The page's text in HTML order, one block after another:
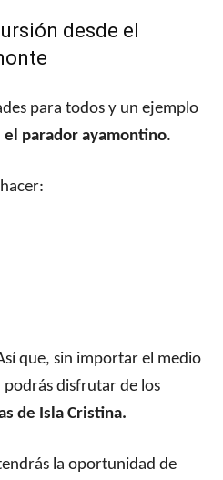
desde el
para todos y un ejemplo
el parador ayamontino.
que, sin importar el medio
disfrutar de los
de Isla Cristina.
la oportunidad de